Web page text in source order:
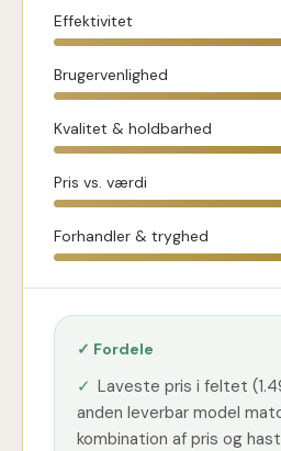
Effektivitet
Brugervenlighed
Kvalitet & holdbarhed
Pris vs. værdi
Forhandler & tryghed
✓ Fordele
✓ Laveste pris i feltet
anden leverbar model
kombination af pris og